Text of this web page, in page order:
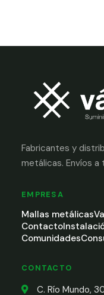
Fabricantes y
metálicas. Envíos a
EMPRESA
Mallas metálicas
Contacto
Comunidades
CONTACTO
C. Río Mundo,